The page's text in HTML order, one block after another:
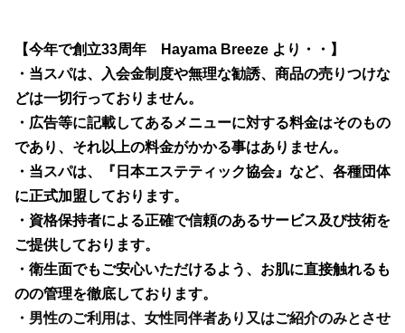
【今年で創立33周年 Hayama Breeze より・・】
・当スパは、入会金制度や無理な勧誘、商品の売りつけな
どは一切行っておりません。
・広告等に記載してあるメニューに対する料金はそのもの
であり、それ以上の料金がかかる事はありません。
・当スパは、『日本エステティック協会』など、各種団体
に正式加盟しております。
・資格保持者による正確で信頼のあるサービス及び技術を
ご提供しております。
・衛生面でもご安心いただけるよう、お肌に直接触れるも
のの管理を徹底しております。
・男性のご利用は、女性同伴者あり又はご紹介のみとさせ